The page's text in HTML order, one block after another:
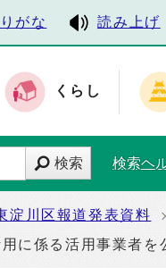
がな 読み上げ
くらし
検索 検索ヘ
淀川区報道発表資料
に係る活用事業者を